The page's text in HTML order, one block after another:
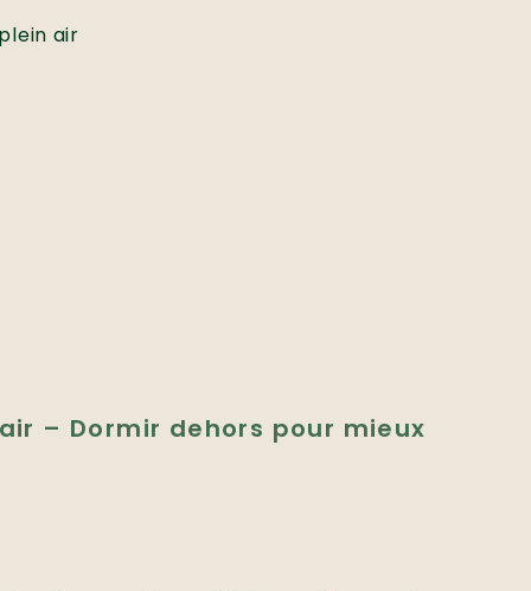
air
– Dormir dehors pour mieux